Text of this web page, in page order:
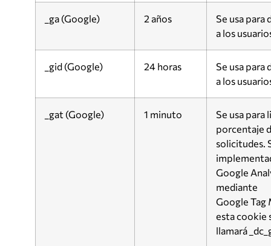
_ga (Google) 2 años
Se usa para
a los
_gid (Google) 24 horas
Se usa para
a los
_gat (Google) 1 minuto
Se usa para
porcentaje
solicitudes.
Google
mediante
Google Tag
esta cookie
llamará